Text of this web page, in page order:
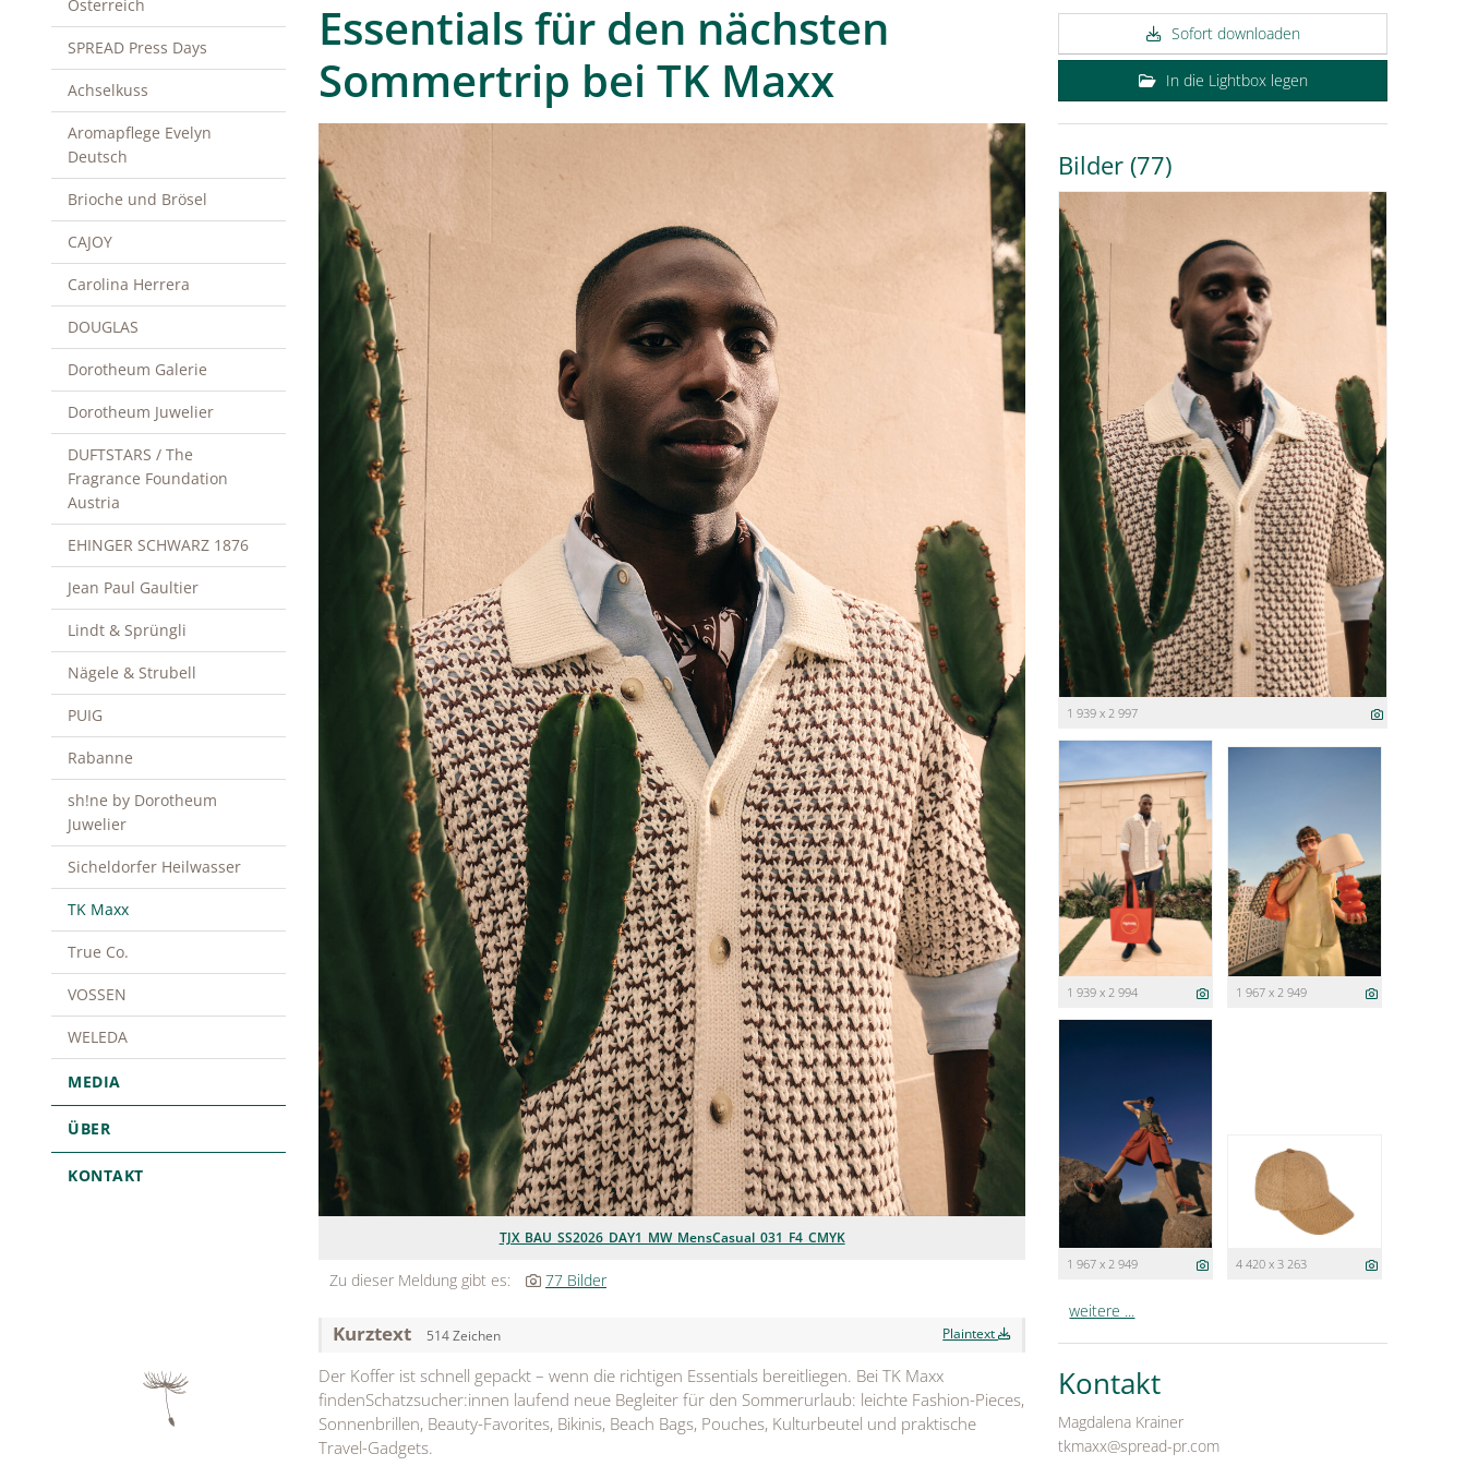
Österreich
SPREAD Press Days
Achselkuss
Aromapflege Evelyn
Deutsch
Brioche und Brösel
CAJOY
Carolina Herrera
DOUGLAS
Dorotheum Galerie
Dorotheum Juwelier
DUFTSTARS / The
Fragrance Foundation
Austria
EHINGER SCHWARZ 1876
Jean Paul Gaultier
Lindt & Sprüngli
Nägele & Strubell
PUIG
Rabanne
sh!ne by Dorotheum
Juwelier
Sicheldorfer Heilwasser
TK Maxx
True Co.
VOSSEN
WELEDA
MEDIA
ÜBER
KONTAKT
Essentials für den nächsten
Sommertrip bei TK Maxx
TJX_BAU_SS2026_DAY1_MW_MensCasual_031_F4_CMYK
Zu dieser Meldung gibt es: 77 Bilder
Kurztext 514 Zeichen Plaintext
Der Koffer ist schnell gepackt – wenn die richtigen Essentials bereitliegen. Bei TK Maxx
findenSchatzsucher:innen laufend neue Begleiter für den Sommerurlaub: leichte Fashion-Pieces,
Sonnenbrillen, Beauty-Favorites, Bikinis, Beach Bags, Pouches, Kulturbeutel und praktische
Travel-Gadgets.
Sofort downloaden
In die Lightbox legen
Bilder (77)
1 939 x 2 997
1 939 x 2 994 1 967 x 2 949
1 967 x 2 949 4 420 x 3 263
weitere ...
Kontakt
Magdalena Krainer
tkmaxx@spread-pr.com